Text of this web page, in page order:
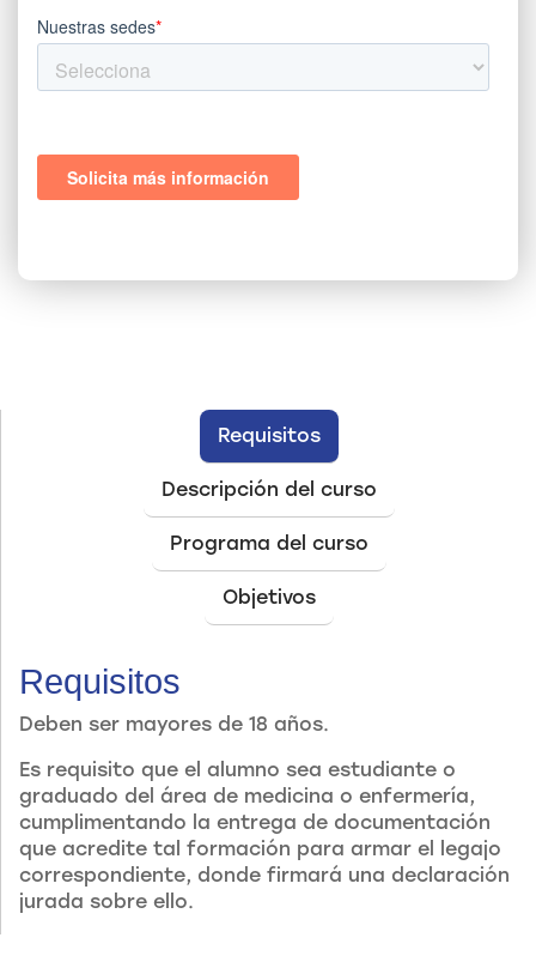
Requisitos
Descripción del curso
Programa del curso
Objetivos
Requisitos
Deben ser mayores de 18 años.
Es requisito que el alumno sea estudiante o
graduado del área de medicina o enfermería,
cumplimentando la entrega de documentación
que acredite tal formación para armar el legajo
correspondiente, donde firmará una declaración
jurada sobre ello.